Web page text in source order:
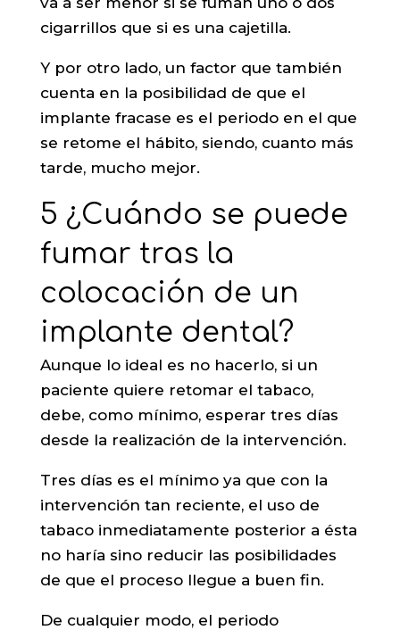
cigarrillos que si es una cajetilla.
Y por otro lado, un factor que también
cuenta en la posibilidad de que el
implante fracase es el periodo en el que
se retome el hábito, siendo, cuanto más
tarde, mucho mejor.
5 ¿Cuándo se puede
fumar tras la
colocación de un
implante dental?
Aunque lo ideal es no hacerlo, si un
paciente quiere retomar el tabaco,
debe, como mínimo, esperar tres días
desde la realización de la intervención.
Tres días es el mínimo ya que con la
intervención tan reciente, el uso de
tabaco inmediatamente posterior a ésta
no haría sino reducir las posibilidades
de que el proceso llegue a buen fin.
De cualquier modo, el periodo